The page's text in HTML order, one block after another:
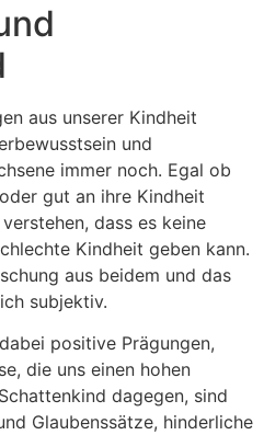
aus unserer Kindheit
und
immer noch. Egal ob
gut an ihre Kindheit
dass es keine
Kindheit geben kann.
aus beidem und das
subjektiv.
positive Prägungen,
die uns einen hohen
dagegen, sind
Glaubenssätze, hinderliche